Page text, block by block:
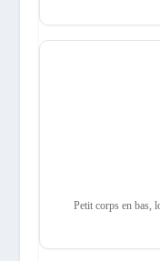
Petit corps en bas,